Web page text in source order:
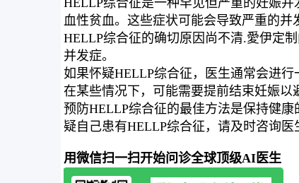
血性贫血。这些症状可能会导致严重的并
HELLP综合征的确切原因尚不清.愛伊定
并发症。
如果怀疑HELLP综合征，医生通常会进
在某些情况下，可能需要提前结束妊娠以
预防HELLP综合征的最佳方法是保持健
疑自己患有HELLP综合征，请及时咨询医
用微信扫一扫开始问诊全球顶级AI医生